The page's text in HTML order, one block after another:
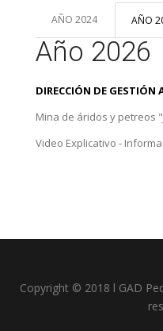
AÑO 2024 AÑO
Año 2026
DIRECCIÓN DE GESTIÓN
Mina de áridos y petreos
Video Explicativo -
Copyright © 2018 l GAD